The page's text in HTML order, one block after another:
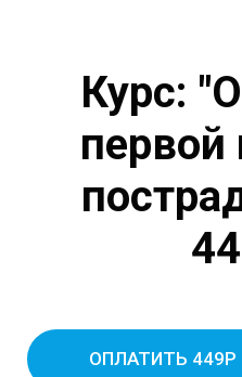
Курс:
ОПЛАТИТЬ 449Р